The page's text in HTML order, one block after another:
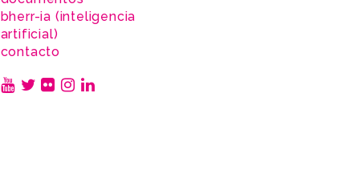
bherr-ia (inteligencia
artificial)
contacto